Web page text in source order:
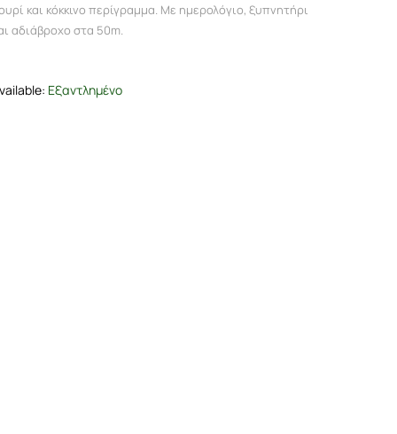
was:
€ 30,00.
τιμή
και κόκκινο περίγραμμα. Με ημερολόγιο, ξυπνητήρι
αδιάβροχο στα 50m.
Εξαντλημένο